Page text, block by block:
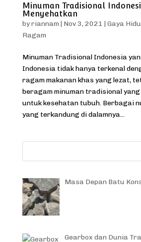
Minuman Tradisional
Menyehatkan
byriannam | Nov 3, 2021 | Gaya
Ragam
Minuman Tradisional Indonesia
Indonesia tidak hanya terkenal
ragam makanan khas yang lezat,
beragam minuman tradisional yang
untuk kesehatan tubuh. Berbagai
yang terkandung di dalamnya...
Masa Depan Batu
Gearbox dan Dunia